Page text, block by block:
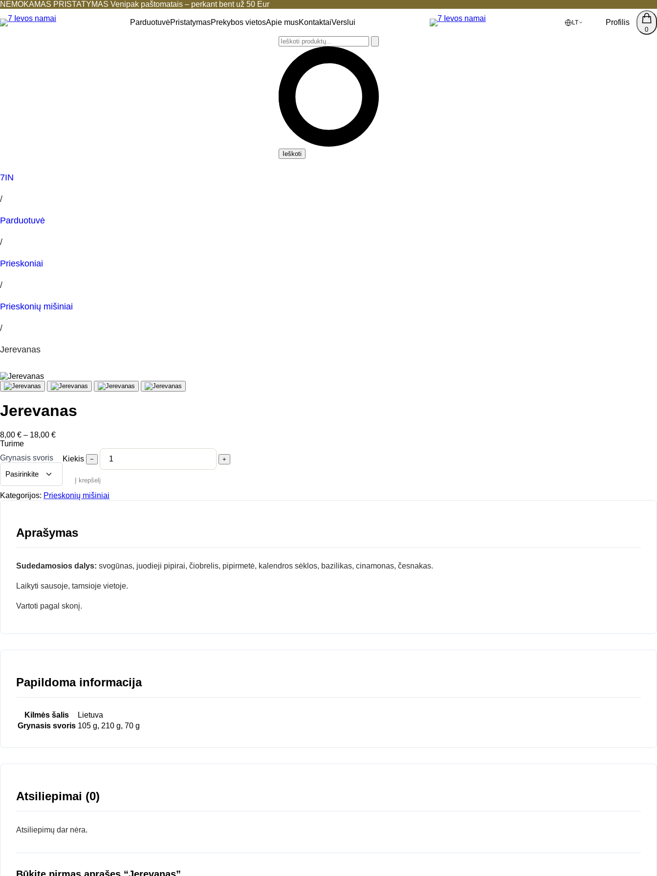
NEMOKAMAS PRISTATYMAS Venipak paštomatais – perkant bent už 50 Eur
ParduotuvėPristatymasPrekybos vietosApie musKontaktaiVerslui LT Profilis
0
Ieškoti
7IN
/
Parduotuvė
/
Prieskoniai
/
Prieskonių mišiniai
/
Jerevanas
Jerevanas
8,00 € – 18,00 €Price
through
Turime
Grynasis svoris
Kiekis − +
Į krepšelį
Kategorijos: Prieskonių mišiniai
Aprašymas
Sudedamosios dalys: svogūnas, juodieji pipirai, čiobrelis, pipirmetė, kalendros sėklos, bazilikas, cinamonas, česnakas.
Laikyti sausoje, tamsioje vietoje.
Vartoti pagal skonį.
Papildoma informacija
Kilmės šalis
Lietuva
Grynasis svoris 105 g, 210 g, 70 g
Atsiliepimai (0)
Atsiliepimų dar nėra.
Būkite pirmas aprašęs “Jerevanas”